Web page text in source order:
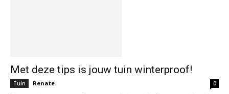
Met deze tips is jouw tuin winterproof!
Tuin Renate 0